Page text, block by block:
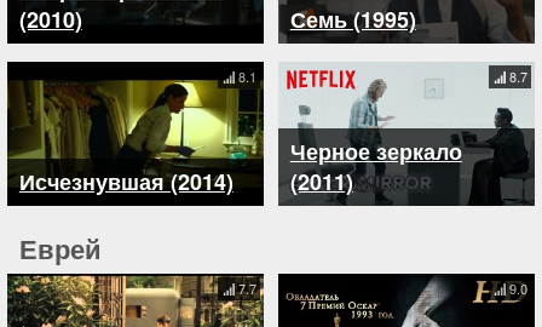
(2010)
Семь (1995)
Исчезнувшая (2014)
8.1
Черное зеркало
(2011)
8.7
Еврей
7.7 9.0